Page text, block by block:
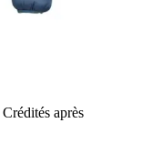
Crédités après